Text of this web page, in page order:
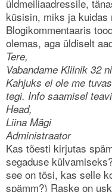
üldmeiliaadressile,
küsisin, miks ja kuidas
Blogikommentaaris
olemas, aga üldiselt
Tere,
Vabandame Kliinik 32
Kahjuks ei ole me
tegi. Info saamisel
Head,
Liina Mägi
Administraator
Kas tõesti kirjutas
segaduse
see on tõsi, kas selle
spämm?) Raske on